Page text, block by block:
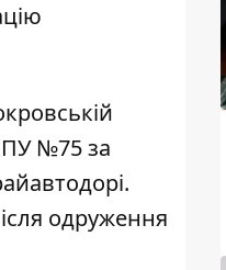
№75 за
одруження